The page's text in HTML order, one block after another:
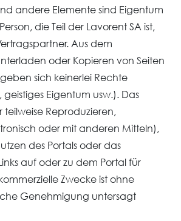
andere Elemente sind Eigentum
die Teil der Lavorent SA ist,
Aus dem
oder Kopieren von Seiten
sich keinerlei Rechte
Eigentum usw.). Das
Reproduzieren,
oder mit anderen Mitteln),
des Portals oder das
auf oder zu dem Portal für
Zwecke ist ohne
Genehmigung untersagt